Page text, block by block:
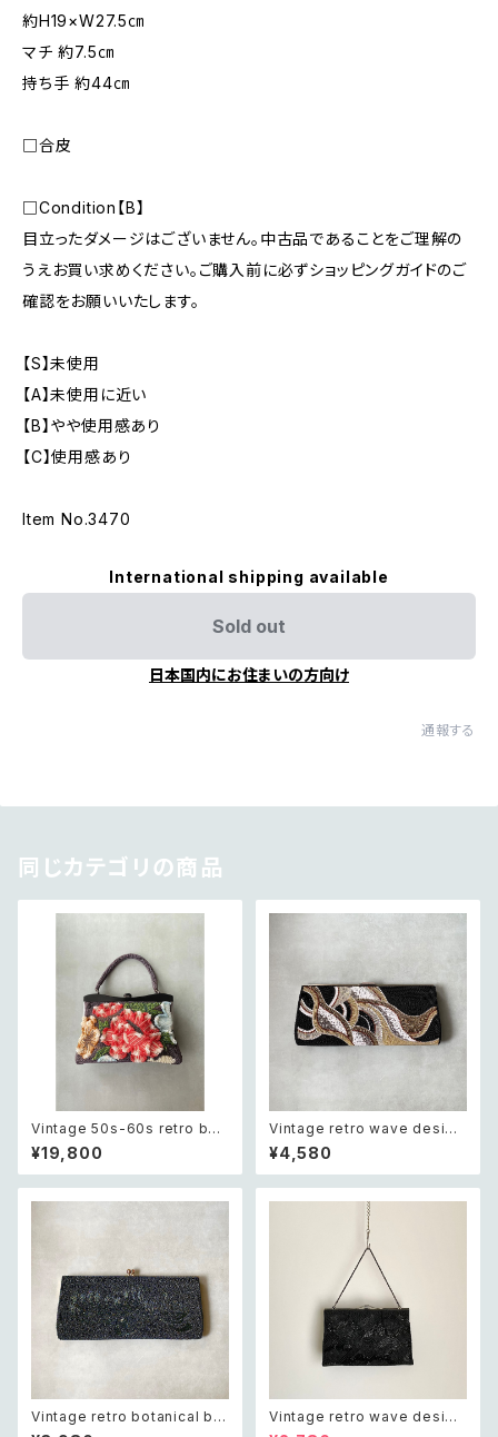
約H19×W27.5㎝
マチ 約7.5㎝
持ち手 約44㎝
□合皮
□Condition【B】
目立ったダメージはございません。中古品であることをご理解の
うえお買い求めください。ご購入前に必ずショッピングガイドのご
確認をお願いいたします。
【S】未使用
【A】未使用に近い
【B】やや使用感あり
【C】使用感あり
Item No.3470
International shipping available
Sold out
日本国内にお住まいの方向け
通報する
同じカテゴリの商品
Vintage 50s-60s retro bot
anical flower beads embro
idery classical bag レトロ
ヴィンテージ ブラック ボタニカ
¥19,800
Vintage retro wave design
beads embroidery dark gr
een clutch bag レトロ ヴィン
テージ ウェーブ デザイン ビー
¥4,580
Vintage retro botanical be
ads embroidery dark gree
Vintage retro wave design
black beads embroidery b